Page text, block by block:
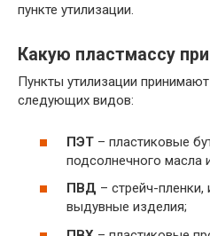
пункте утилизации.
Какую пластмассу
Пункты утилизации
следующих видов:
ПЭТ – пластиковые
подсолнечного масла
ПВД – стрейч-
выдувные изделия;